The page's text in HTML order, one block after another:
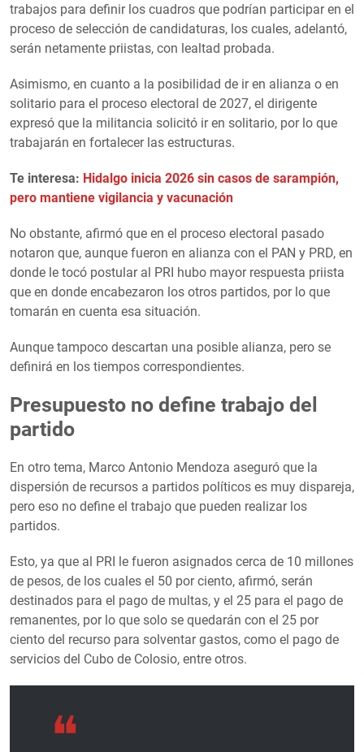
trabajos para definir los cuadros que podrían participar en el
proceso de selección de candidaturas, los cuales, adelantó,
serán netamente priistas, con lealtad probada.
Asimismo, en cuanto a la posibilidad de ir en alianza o en
solitario para el proceso electoral de 2027, el dirigente
expresó que la militancia solicitó ir en solitario, por lo que
trabajarán en fortalecer las estructuras.
Te interesa: Hidalgo inicia 2026 sin casos de sarampión,
pero mantiene vigilancia y vacunación
No obstante, afirmó que en el proceso electoral pasado
notaron que, aunque fueron en alianza con el PAN y PRD, en
donde le tocó postular al PRI hubo mayor respuesta priista
que en donde encabezaron los otros partidos, por lo que
tomarán en cuenta esa situación.
Aunque tampoco descartan una posible alianza, pero se
definirá en los tiempos correspondientes.
Presupuesto no define trabajo del
partido
En otro tema, Marco Antonio Mendoza aseguró que la
dispersión de recursos a partidos políticos es muy dispareja,
pero eso no define el trabajo que pueden realizar los
partidos.
Esto, ya que al PRI le fueron asignados cerca de 10 millones
de pesos, de los cuales el 50 por ciento, afirmó, serán
destinados para el pago de multas, y el 25 para el pago de
remanentes, por lo que solo se quedarán con el 25 por
ciento del recurso para solventar gastos, como el pago de
servicios del Cubo de Colosio, entre otros.